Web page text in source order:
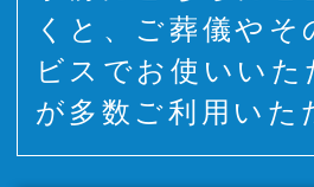
くと、ご葬儀やそ
ビスでお使いいた
が多数ご利用いた